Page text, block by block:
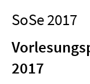
SoSe 2017
2017